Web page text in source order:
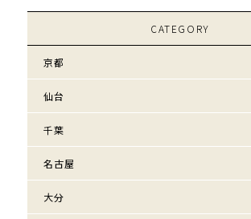
CATEGORY
京都
仙台
千葉
名古屋
大分